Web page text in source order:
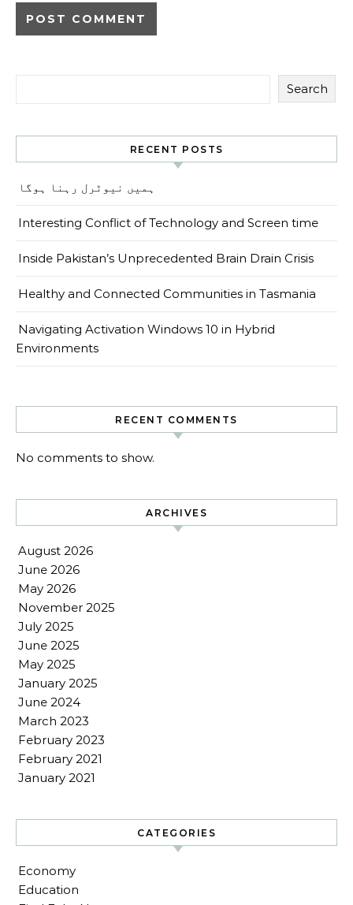
Search
RECENT POSTS
ہمیں نیوٹرل رہنا ہوگا
Interesting Conflict of Technology and Screen time
Inside Pakistan’s Unprecedented Brain Drain Crisis
Healthy and Connected Communities in Tasmania
Navigating Activation Windows 10 in Hybrid
Environments
RECENT COMMENTS
No comments to show.
ARCHIVES
August 2026
June 2026
May 2026
November 2025
July 2025
June 2025
May 2025
January 2025
June 2024
March 2023
February 2023
February 2021
January 2021
CATEGORIES
Economy
Education